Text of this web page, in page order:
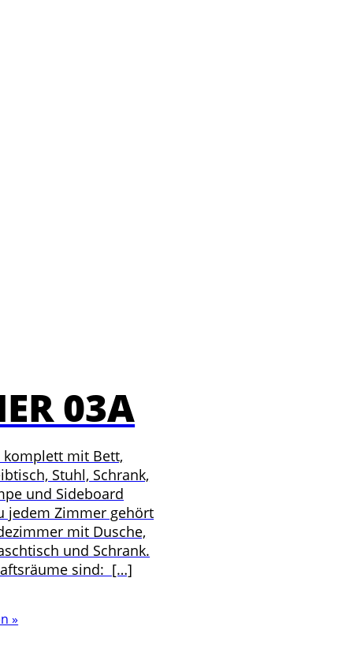
03A
mit Bett,
Stuhl, Schrank,
und Sideboard
jedem Zimmer gehört
mit Dusche,
und Schrank.
sind: […]
»